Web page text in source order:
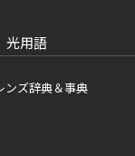
光用語
ンズ辞典＆事典